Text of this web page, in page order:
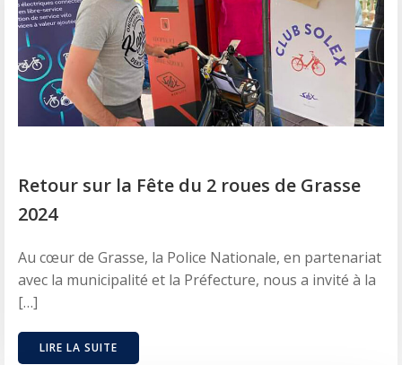
Retour sur la Fête du 2 roues de Grasse
2024
Au cœur de Grasse, la Police Nationale, en partenariat
avec la municipalité et la Préfecture, nous a invité à la
[…]
LIRE LA SUITE